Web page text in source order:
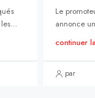
Le
annonce
continuer
par